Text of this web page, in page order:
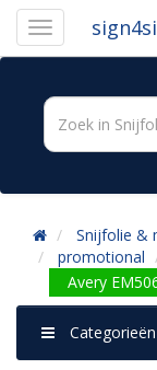
Snijfolie &
promotional
Avery
Categorieën